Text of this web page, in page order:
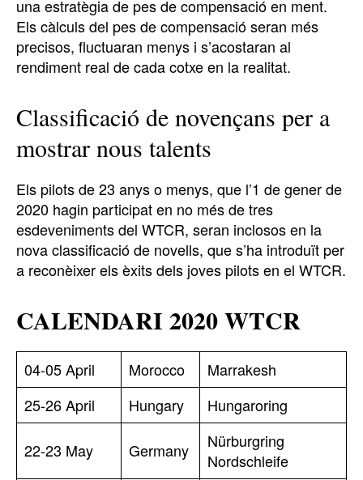
una estratègia de pes de compensació en ment.
Els càlculs del pes de compensació seran més
precisos, fluctuaran menys i s’acostaran al
rendiment real de cada cotxe en la realitat.
Classificació de novençans per a
mostrar nous talents
Els pilots de 23 anys o menys, que l’1 de gener de
2020 hagin participat en no més de tres
esdeveniments del WTCR, seran inclosos en la
nova classificació de novells, que s’ha introduït per
a reconèixer els èxits dels joves pilots en el WTCR.
CALENDARI 2020 WTCR
04-05 April Morocco
Marrakesh
25-26 April
Hungary Hungaroring
22-23 May Germany
Nürburgring
Nordschleife